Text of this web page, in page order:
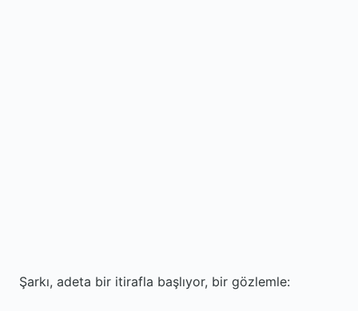
Şarkı, adeta bir itirafla başlıyor, bir gözlemle: